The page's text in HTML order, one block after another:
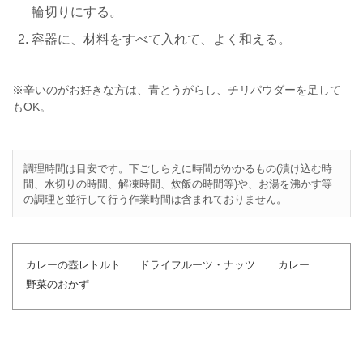
輪切りにする。
容器に、材料をすべて入れて、よく和える。
※辛いのがお好きな方は、青とうがらし、チリパウダーを足して
もOK。
調理時間は目安です。下ごしらえに時間がかかるもの(漬け込む時
間、水切りの時間、解凍時間、炊飯の時間等)や、お湯を沸かす等
の調理と並行して行う作業時間は含まれておりません。
カレーの壺レトルト ドライフルーツ・ナッツ
カレー
野菜のおかず